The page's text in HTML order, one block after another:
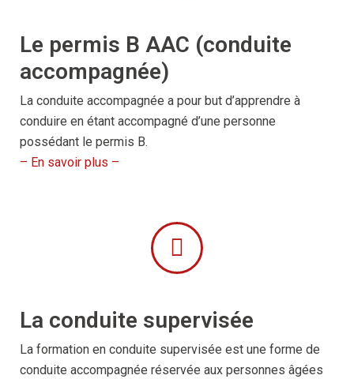
Le permis B AAC (conduite
accompagnée)
La conduite accompagnée a pour but d’apprendre à
conduire en étant accompagné d’une personne
possédant le permis B.
– En savoir plus –
La conduite supervisée
La formation en conduite supervisée est une forme de
conduite accompagnée réservée aux personnes âgées